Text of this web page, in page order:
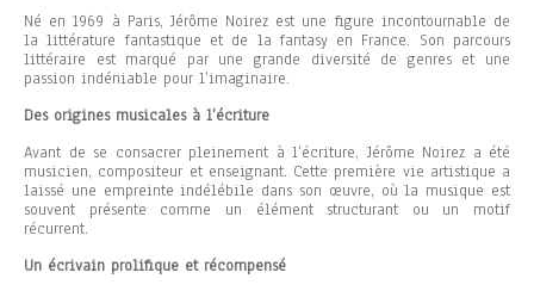
Né en 1969 à Paris, Jérôme Noirez est une figure incontournable de
la littérature fantastique et de la fantasy en France. Son parcours
littéraire est marqué par une grande diversité de genres et une
passion indéniable pour l’imaginaire.
Des origines musicales à l’écriture
Avant de se consacrer pleinement à l’écriture, Jérôme Noirez a été
musicien, compositeur et enseignant. Cette première vie artistique a
laissé une empreinte indélébile dans son œuvre, où la musique est
souvent présente comme un élément structurant ou un motif
récurrent.
Un écrivain prolifique et récompensé